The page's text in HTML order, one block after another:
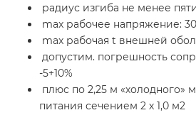
радиус изгиба не менее
max рабочее напряжение:
max рабочая t внешней
допустим. погрешность
-5+10%
плюс по 2,25 м «холодного»
питания сечением 2 х 1,0 м2